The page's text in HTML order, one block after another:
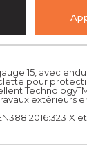
15, avec
pour
extérieurs
et